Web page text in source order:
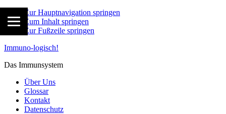
Zur Hauptnavigation springen
Zum Inhalt springen
Zur Fußzeile springen
Immuno-logisch!
Das Immunsystem
Über Uns
Glossar
Kontakt
Datenschutz